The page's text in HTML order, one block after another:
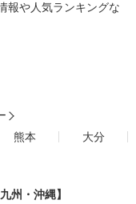
報や人気ランキングな
熊本
大分
州・沖縄】